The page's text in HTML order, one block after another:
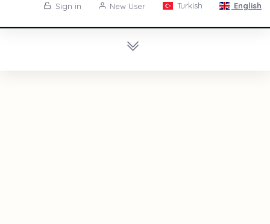
Sign in New User Turkish English